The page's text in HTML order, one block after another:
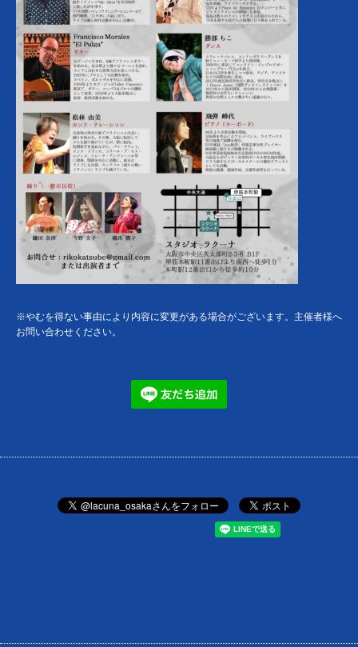
※やむを得ない事由により内容に変更がある場合がございます。主催者様へ
お問い合わせください。